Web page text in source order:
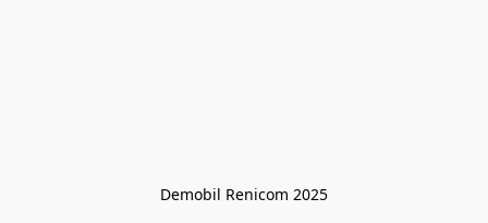
Demobil Renicom 2025